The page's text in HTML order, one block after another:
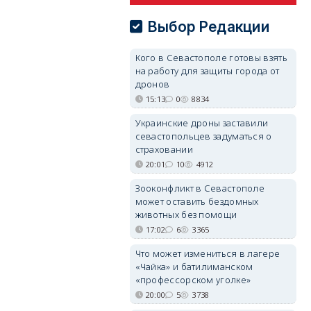
Выбор Редакции
Кого в Севастополе готовы взять
на работу для защиты города от
дронов
15:13 0 8834
Украинские дроны заставили
севастопольцев задуматься о
страховании
20:01 10 4912
Зооконфликт в Севастополе
может оставить бездомных
животных без помощи
17:02 6 3365
Что может измениться в лагере
«Чайка» и батилиманском
«профессорском уголке»
20:00 5 3738